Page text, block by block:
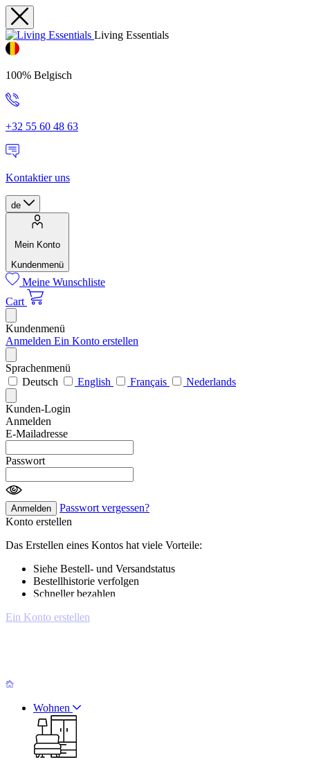
Living Essentials
100% Belgisch
+32 55 60 48 63
Kontaktier uns
de
Mein Konto
Kundenmenü
Meine Wunschliste
Cart
Kundenmenü
Anmelden Ein Konto erstellen
Sprachenmenü
Deutsch
English Français Nederlands
Kunden-Login
Anmelden
E-Mailadresse
Passwort
Anmelden
Passwort vergessen?
Konto erstellen
Das Erstellen eines Kontos hat viele Vorteile:
Siehe Bestell- und Versandstatus
Bestellhistorie verfolgen
Schneller bezahlen
Ein Konto erstellen
Wohnen